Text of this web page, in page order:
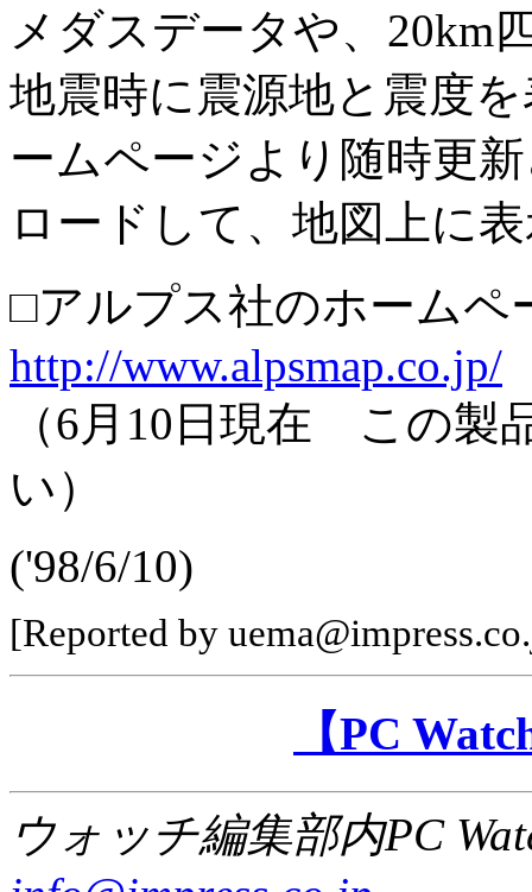
メダスデータや、20km
地震時に震源地と震度
ームページより随時更
ロードして、地図上に
□アルプス社のホームペ
http://www.alpsmap.co.jp/
（6月10日現在 この製
い）
('98/6/10)
[Reported by
【PC
ウォッチ編集部内PC